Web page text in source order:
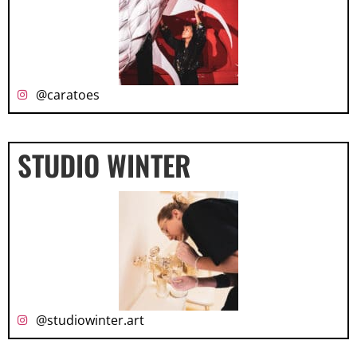
@caratoes
STUDIO WINTER
@studiowinter.art